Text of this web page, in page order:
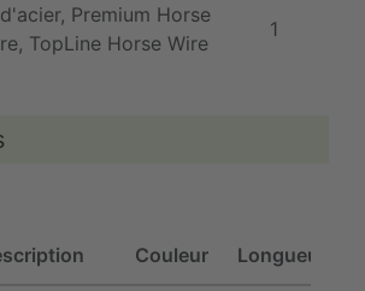
Premium Horse
TopLine Horse Wire
1
Couleur Longueur